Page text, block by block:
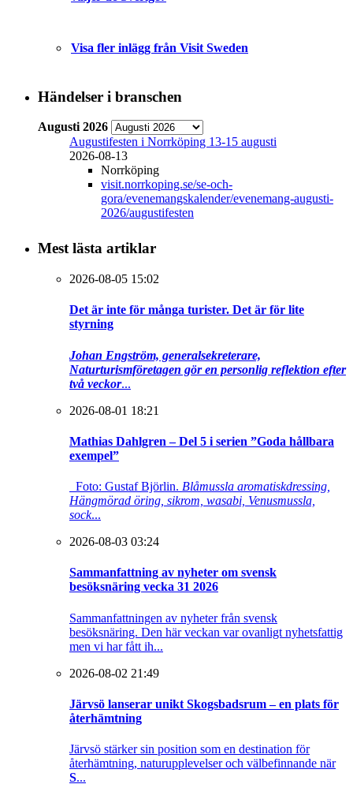
Visa fler inlägg från Visit Sweden
Händelser i branschen
Augusti 2026
Augustifesten i Norrköping 13-15 augusti
2026-08-13
Norrköping
visit.norrkoping.se/se-och-
gora/evenemangskalender/evenemang-augusti-
2026/augustifesten
Mest lästa artiklar
2026-08-05 15:02
Det är inte för många turister. Det är för lite
styrning
Johan Engström, generalsekreterare,
Naturturismföretagen gör en personlig reflektion efter
två veckor...
2026-08-01 18:21
Mathias Dahlgren – Del 5 i serien ”Goda hållbara
exempel”
Foto: Gustaf Björlin. Blåmussla aromatiskdressing,
Hängmörad öring, sikrom, wasabi, Venusmussla,
sock...
2026-08-03 03:24
Sammanfattning av nyheter om svensk
besöksnäring vecka 31 2026
Sammanfattningen av nyheter från svensk
besöksnäring. Den här veckan var ovanligt nyhetsfattig
men vi har fått ih...
2026-08-02 21:49
Järvsö lanserar unikt Skogsbadsrum – en plats för
återhämtning
Järvsö stärker sin position som en destination för
återhämtning, naturupplevelser och välbefinnande när
S...